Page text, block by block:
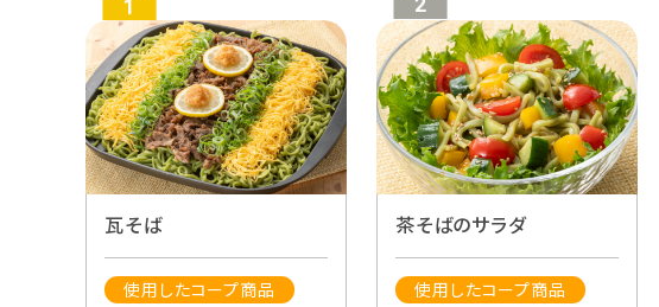
瓦そば
使用したコープ商品
茶そばのサラダ
使用したコープ商品